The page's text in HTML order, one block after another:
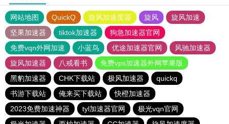
网站地图 QuickQ 旋风加速度器 旋风
旋风加速
坚果加速器
tiktok加速器
狗急加速器官网
免费vqn外网加速
小蓝鸟 优途加速器官网
风驰加速器
旋风加速器
八戒看书
免费vps加速器外网苹果版
黑豹加速器
CHK下载站 极风加速器
quickq
书游下载站
俺来买下载站
快橙加速器
2023免费加速神器
tyl加速器官网
极光vqn官网